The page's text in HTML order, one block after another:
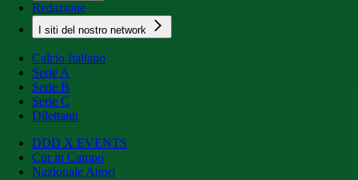
Redazione
I siti del nostro network
Calcio Italiano
Serie A
Serie B
Serie C
Dilettanti
DDD X EVENTS
Cur in Campo
Nazionale Attori